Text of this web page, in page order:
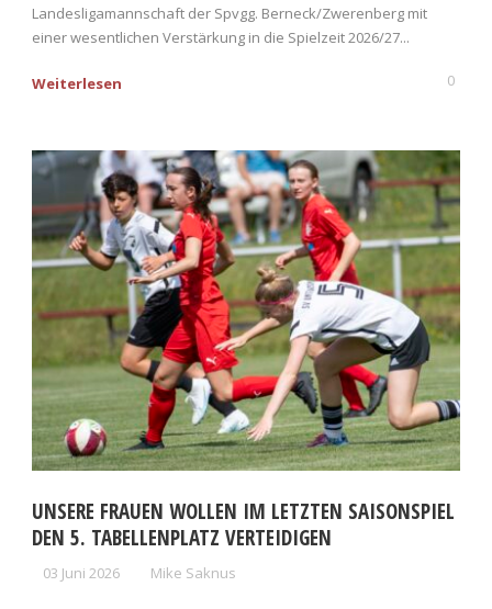
Landesligamannschaft der Spvgg. Berneck/Zwerenberg mit
einer wesentlichen Verstärkung in die Spielzeit 2026/27...
Weiterlesen 0
UNSERE FRAUEN WOLLEN IM LETZTEN SAISONSPIEL
DEN 5. TABELLENPLATZ VERTEIDIGEN
03 Juni 2026 Mike Saknus